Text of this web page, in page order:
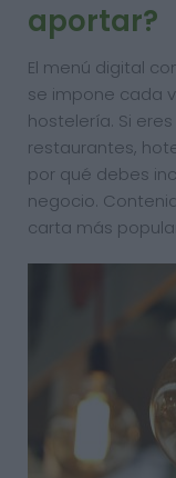
aportar?
El menú digital
se impone cada
hostelería. Si
restaurantes,
por qué debes
negocio.
carta más